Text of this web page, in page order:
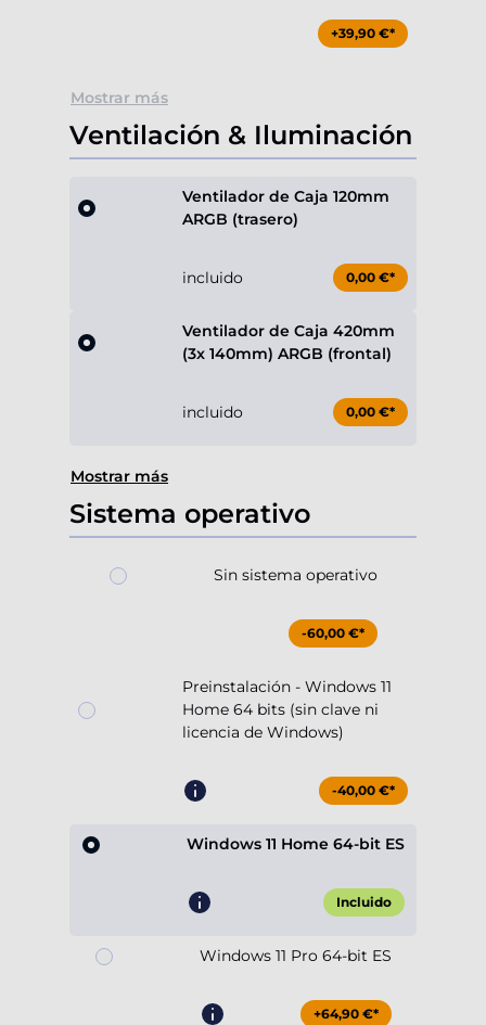
+39,90 €*
Mostrar más
Ventilación & Iluminación
Ventilador de Caja 120mm
ARGB (trasero)
incluido 0,00 €*
Ventilador de Caja 420mm
(3x 140mm) ARGB (frontal)
incluido 0,00 €*
Mostrar más
Sistema operativo
Sin sistema operativo
-60,00 €*
Preinstalación - Windows 11
Home 64 bits (sin clave ni
licencia de Windows)
-40,00 €*
Windows 11 Home 64-bit ES
Incluido
Windows 11 Pro 64-bit ES
+64,90 €*